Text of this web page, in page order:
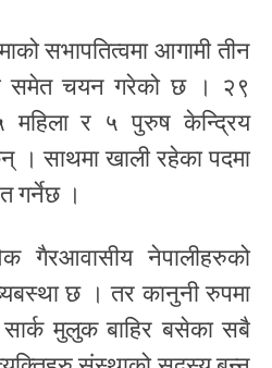
सभापतित्वमा आगामी तीन
समेत चयन गरेको छ । २९
महिला र ५ पुरुष केन्द्रिय
। साथमा खाली रहेका पदमा
गर्नेछ ।
गैरआवासीय नेपालीहरुको
छ । तर कानुनी रुपमा
मुलुक बाहिर बसेका सबै